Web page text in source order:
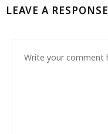
LEAVE A RESPONSE